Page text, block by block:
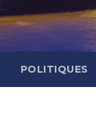
POLITIQUES